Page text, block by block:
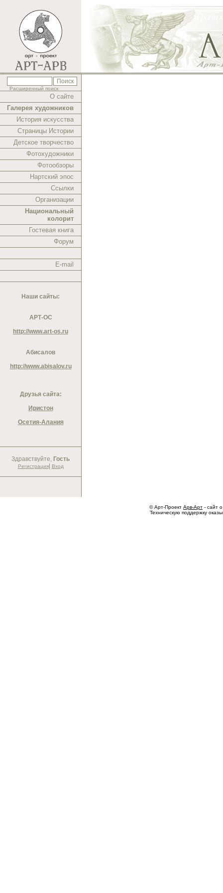
Расширенный поиск
О сайте
Галерея художников
История искусства
Страницы Истории
Детское творчество
Фотохудожники
Фотообзоры
Нартский эпос
Ссылки
Организации
Национальный
колорит
Гостевая книга
Форум
E-mail
Наши сайты:
АРТ-ОС
http://www.art-os.ru
Абисалов
http://www.abisalov.ru
Друзья сайта:
Иристон
Осетия-Алания
Здравствуйте, Гость
Регистрация| Вход
© Арт-Проект Арв-Арт - сайт
Техническую поддержку